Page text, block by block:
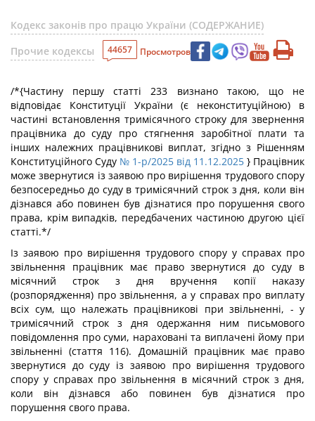
Кодекс законів про працю України (СОДЕРЖАНИЕ)
Прочие кодексы
44657 Просмотров
/*{Частину першу статті 233 визнано такою, що не
відповідає Конституції України (є неконституційною) в
частині встановлення тримісячного строку для звернення
працівника до суду про стягнення заробітної плати та
інших належних працівникові виплат, згідно з Рішенням
Конституційного Суду № 1-р/2025 від 11.12.2025 } Працівник
може звернутися із заявою про вирішення трудового спору
безпосередньо до суду в тримісячний строк з дня, коли він
дізнався або повинен був дізнатися про порушення свого
права, крім випадків, передбачених частиною другою цієї
статті.*/
Із заявою про вирішення трудового спору у справах про
звільнення працівник має право звернутися до суду в
місячний строк з дня вручення копії наказу
(розпорядження) про звільнення, а у справах про виплату
всіх сум, що належать працівникові при звільненні, - у
тримісячний строк з дня одержання ним письмового
повідомлення про суми, нараховані та виплачені йому при
звільненні (стаття 116). Домашній працівник має право
звернутися до суду із заявою про вирішення трудового
спору у справах про звільнення в місячний строк з дня,
коли він дізнався або повинен був дізнатися про
порушення свого права.